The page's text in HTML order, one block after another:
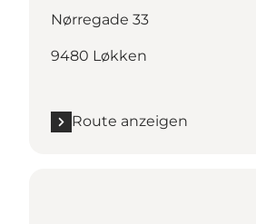
Nørregade 33
9480 Løkken
Route anzeigen